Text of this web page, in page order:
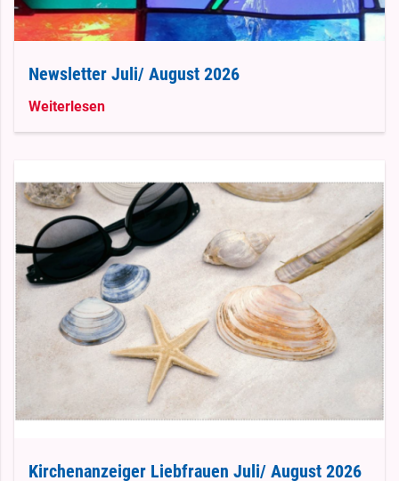
Newsletter Juli/ August 2026
Weiterlesen
Kirchenanzeiger Liebfrauen Juli/ August 2026